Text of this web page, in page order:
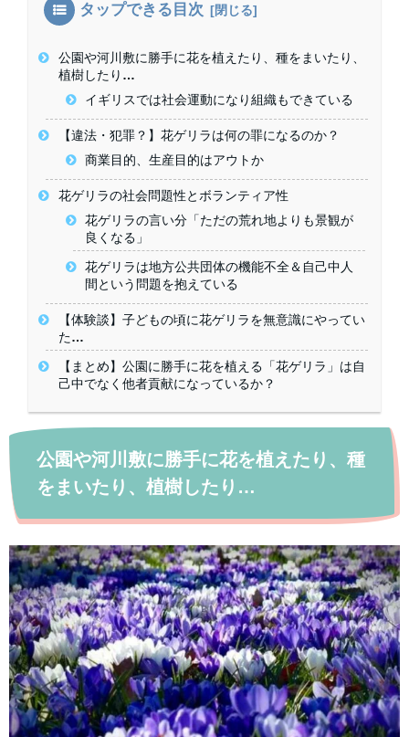
タップできる目次
公園や河川敷に勝手に花を植えたり、種をまいたり、
植樹したり…
イギリスでは社会運動になり組織もできている
【違法・犯罪？】花ゲリラは何の罪になるのか？
商業目的、生産目的はアウトか
花ゲリラの社会問題性とボランティア性
花ゲリラの言い分「ただの荒れ地よりも景観が
良くなる」
花ゲリラは地方公共団体の機能不全＆自己中人
間という問題を抱えている
【体験談】子どもの頃に花ゲリラを無意識にやってい
た…
【まとめ】公園に勝手に花を植える「花ゲリラ」は自
己中でなく他者貢献になっているか？
公園や河川敷に勝手に花を植えたり、種
をまいたり、植樹したり…